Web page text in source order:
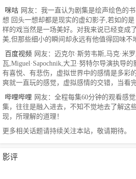
咪咕 网友：我一直认为剧集是绘声绘色的
想 回头一想却都是现实的虚幻影子,若如的
样的戏当然是一场美好。对我来说已经变成
美,但那些细小的瞬间却永远有他值得回味不
百度视频 网友：迈克尔·斯劳韦斯,马克·米
瓦,Miguel·Sapochnik,大卫·努特尔导演执导的
有喜悦、有悲伤，虚拟世界中的感情是多彩
爽就一直玩的感觉，虚拟感情的交错，当看
哔哩哔哩 网友：全程每集60分钟的观看感
集，往往是融入进去，不知不觉地去了解这
现，所理解的道理！
更多相关话题请持续关注本站，敬请期待。
影评